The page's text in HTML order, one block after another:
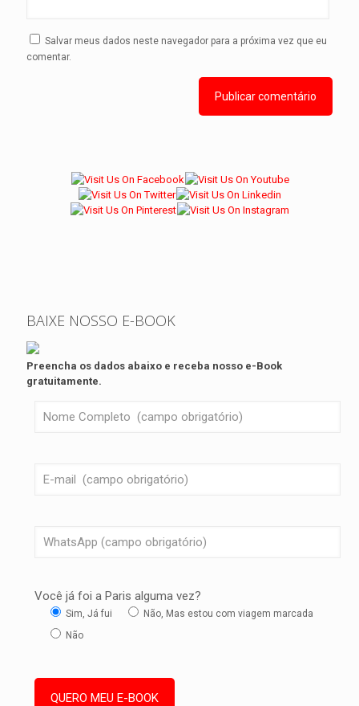
Salvar meus dados neste navegador para a próxima vez que eu
comentar.
BAIXE NOSSO E-BOOK
Preencha os dados abaixo e receba nosso e-Book
gratuitamente.
Você já foi a Paris alguma vez?
Sim, Já fui
Não, Mas estou com viagem marcada
Não